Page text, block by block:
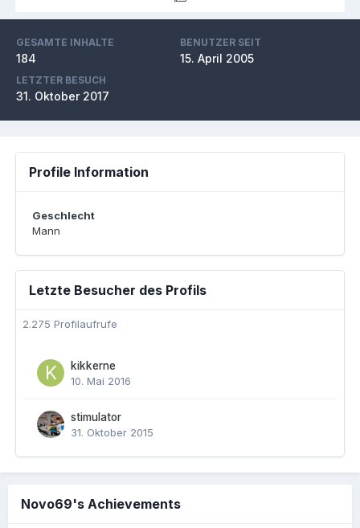
GESAMTE INHALTE
184
BENUTZER SEIT
15. April 2005
LETZTER BESUCH
31. Oktober 2017
Profile Information
Geschlecht
Mann
Letzte Besucher des Profils
2.275 Profilaufrufe
kikkerne
10. Mai 2016
stimulator
31. Oktober 2015
Novo69's Achievements